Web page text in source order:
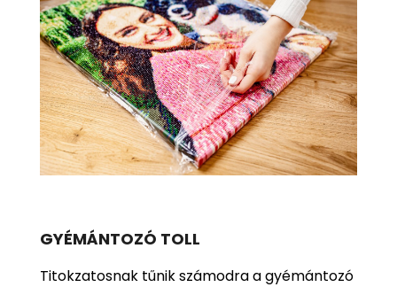
GYÉMÁNTOZÓ TOLL
Titokzatosnak tűnik számodra a gyémántozó